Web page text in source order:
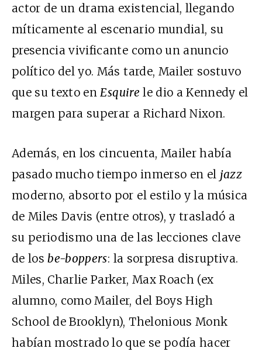
actor de un drama existencial, llegando
míticamente al escenario mundial, su
presencia vivificante como un anuncio
político del yo. Más tarde, Mailer sostuvo
que su texto enEsquire le dio a Kennedy el
margen para superar a Richard Nixon.
Además, en los cincuenta, Mailer había
pasado mucho tiempo inmerso en el jazz
moderno, absorto por el estilo y la música
de Miles Davis (entre otros), y trasladó a
su periodismo una de las lecciones clave
de losbe-boppers: la sorpresa disruptiva.
Miles, Charlie Parker, Max Roach (ex
alumno, como Mailer, del Boys High
School de Brooklyn), Thelonious Monk
habían mostrado lo que se podía hacer